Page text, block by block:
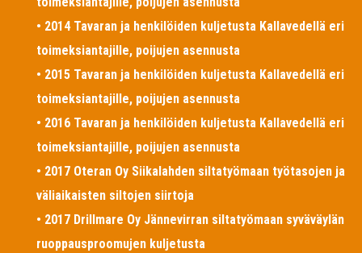
• 2014 Tavaran ja henkilöiden kuljetusta Kallavedellä eri
toimeksiantajille, poijujen asennusta
• 2015 Tavaran ja henkilöiden kuljetusta Kallavedellä eri
toimeksiantajille, poijujen asennusta
• 2016 Tavaran ja henkilöiden kuljetusta Kallavedellä eri
toimeksiantajille, poijujen asennusta
• 2017 Oteran Oy Siikalahden siltatyömaan työtasojen ja
väliaikaisten siltojen siirtoja
• 2017 Drillmare Oy Jännevirran siltatyömaan syväväylän
ruoppausproomujen kuljetusta